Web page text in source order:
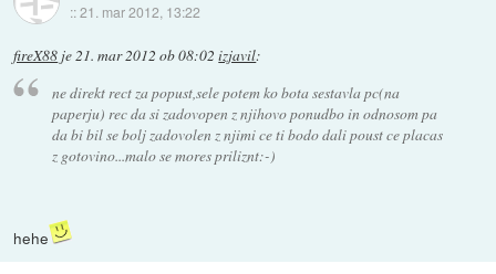
::21. mar 2012, 13:22
fireX88 je21. mar 2012 ob 08:02 izjavil:
ne direkt rect za popust,sele potem ko bota sestavla pc(na
paperju) rec da si zadovopen z njihovo ponudbo in odnosom pa
da bi bil se bolj zadovolen z njimi ce ti bodo dali poust ce placas
z gotovino...malo se mores priliznt:-)
hehe